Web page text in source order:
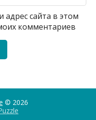
адрес сайта в этом
комментариев
© 2026